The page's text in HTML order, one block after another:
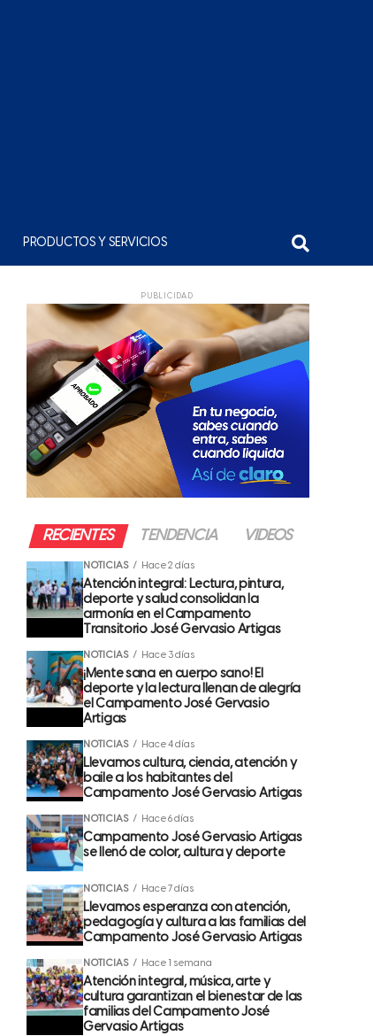
PRODUCTOS Y SERVICIOS
PUBLICIDAD
RECIENTES TENDENCIA VIDEOS
NOTICIAS Hace 2 días
Atención integral: Lectura, pintura,
deporte y salud consolidan la
armonía en el Campamento
Transitorio José Gervasio Artigas
NOTICIAS Hace 3 días
¡Mente sana en cuerpo sano! El
deporte y la lectura llenan de alegría
el Campamento José Gervasio
Artigas
NOTICIAS Hace 4 días
Llevamos cultura, ciencia, atención y
baile a los habitantes del
Campamento José Gervasio Artigas
NOTICIAS Hace 6 días
Campamento José Gervasio Artigas
se llenó de color, cultura y deporte
NOTICIAS Hace 7 días
Llevamos esperanza con atención,
pedagogía y cultura a las familias del
Campamento José Gervasio Artigas
NOTICIAS Hace 1 semana
Atención integral, música, arte y
cultura garantizan el bienestar de las
familias del Campamento José
Gervasio Artigas